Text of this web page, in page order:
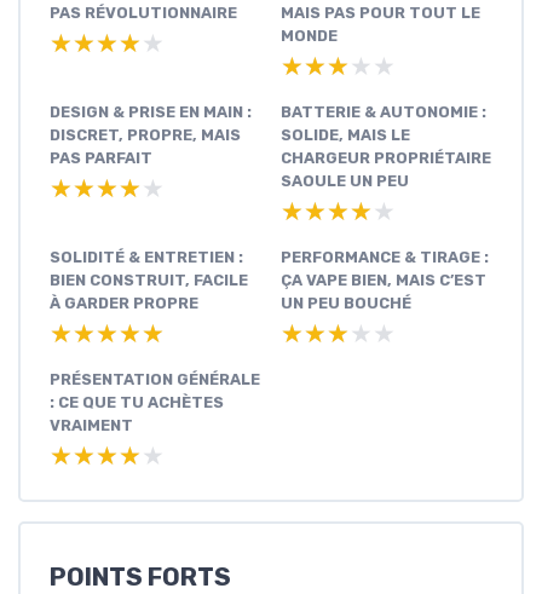
PAS RÉVOLUTIONNAIRE
★★★★★
★★★★★
MAIS PAS POUR TOUT LE
MONDE
★★★★★
★★★★★
DESIGN & PRISE EN MAIN :
DISCRET, PROPRE, MAIS
PAS PARFAIT
★★★★★
★★★★★
BATTERIE & AUTONOMIE :
SOLIDE, MAIS LE
CHARGEUR PROPRIÉTAIRE
SAOULE UN PEU
★★★★★
★★★★★
SOLIDITÉ & ENTRETIEN :
BIEN CONSTRUIT, FACILE
À GARDER PROPRE
★★★★★
★★★★★
PERFORMANCE & TIRAGE :
ÇA VAPE BIEN, MAIS C’EST
UN PEU BOUCHÉ
★★★★★
★★★★★
PRÉSENTATION GÉNÉRALE
: CE QUE TU ACHÈTES
VRAIMENT
★★★★★
★★★★★
POINTS FORTS